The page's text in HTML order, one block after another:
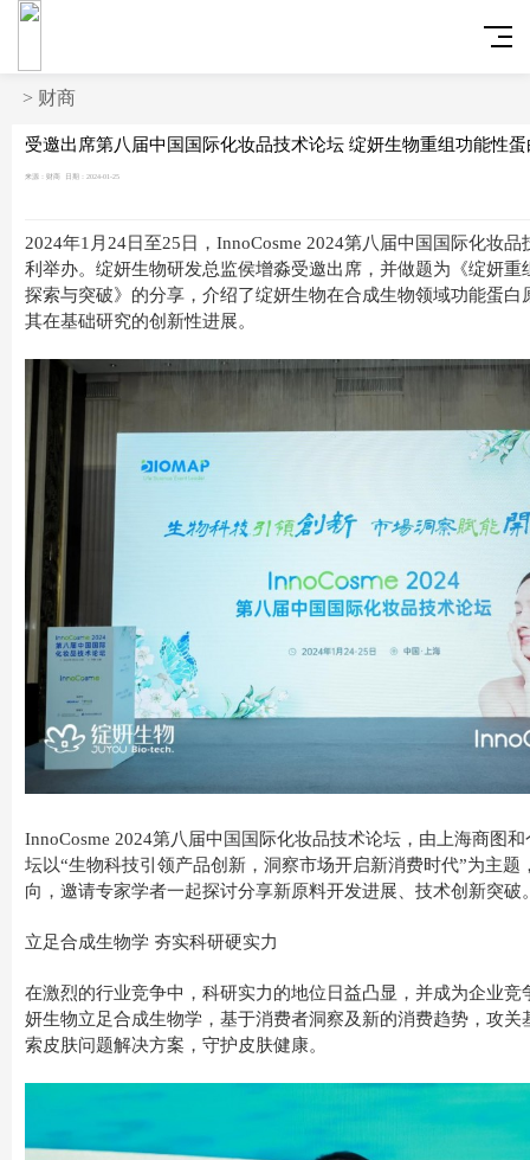
> 财商
受邀出席第八届中国国际化妆品技术论坛 绽妍生物重组功能性
来源：财商 日期：2024-01-25
2024年1月24日至25日，InnoCosme 2024第八届中国国际化妆品
利举办。绽妍生物研发总监侯增淼受邀出席，并做题为《绽妍重
探索与突破》的分享，介绍了绽妍生物在合成生物领域功能蛋白
其在基础研究的创新性进展。
InnoCosme 2024第八届中国国际化妆品技术论坛，由上海商图
坛以“生物科技引领产品创新，洞察市场开启新消费时代”为主题
向，邀请专家学者一起探讨分享新原料开发进展、技术创新突破
立足合成生物学 夯实科研硬实力
在激烈的行业竞争中，科研实力的地位日益凸显，并成为企业竞
妍生物立足合成生物学，基于消费者洞察及新的消费趋势，攻关
索皮肤问题解决方案，守护皮肤健康。